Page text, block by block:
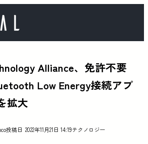
Alliance、免許不要
Low Energy接続アプ
拡大
投稿日 2022年11月21日 14:19テクノロジー